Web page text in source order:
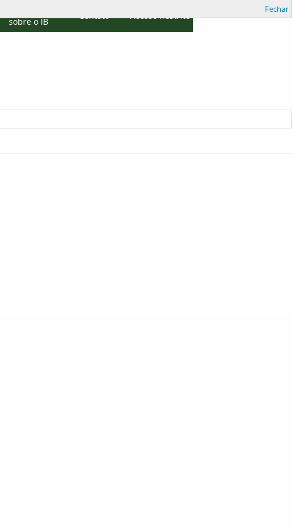
sobre o IB
Contato Acesso Restrito
Fechar